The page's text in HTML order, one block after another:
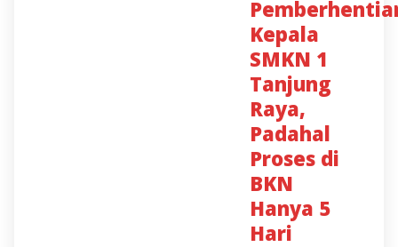
Kepala
SMKN 1
Tanjung
Raya,
Padahal
Proses di
BKN
Hanya 5
Hari